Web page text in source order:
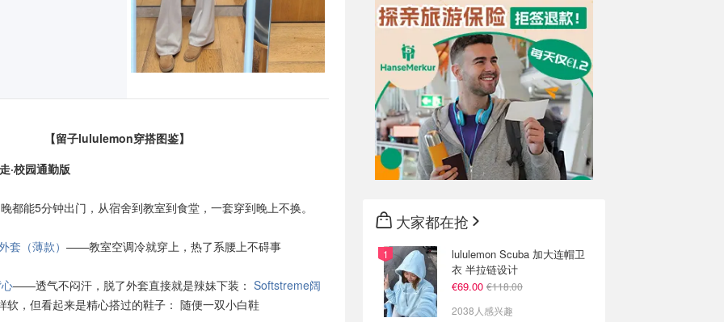
【留子lululemon穿搭图鉴】
·校园通勤版
都能5分钟出门，从宿舍到教室到食堂，一套穿到晚上不换。
套（薄款） ——教室空调冷就穿上，热了系腰上不碍事
——透气不闷汗，脱了外套直接就是辣妹下装： Softstreme阔
，但看起来是精心搭过的鞋子： 随便一双小白鞋
大家都在抢
lululemon Scuba 加大连帽卫
衣 半拉链设计
€69.00 €118.00
2038人感兴趣